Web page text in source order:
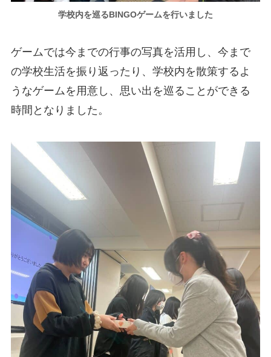
学校内を巡るBINGOゲームを行いました
ゲームでは今までの行事の写真を活用し、今まで
の学校生活を振り返ったり、学校内を散策するよ
うなゲームを用意し、思い出を巡ることができる
時間となりました。